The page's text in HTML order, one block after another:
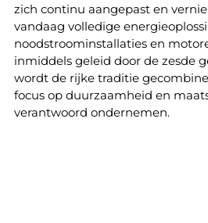
zich continu aangepast en
vandaag volledige
noodstroominstallaties en
inmiddels geleid door de zesde
wordt de rijke traditie
focus op duurzaamheid en
verantwoord ondernemen.